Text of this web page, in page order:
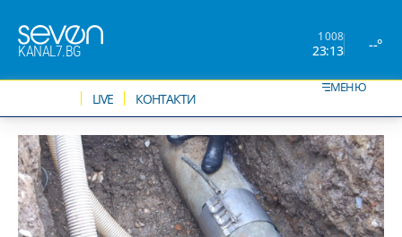
KANAL7.BG
1008
23:13 --°
LIVE КОНТАКТИ
МЕНЮ